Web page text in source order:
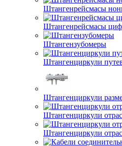
Штангенрейсмасы
Штангенрейсмасы
Штангензубомеры
Штангенциркули
Штангенциркули
Штангенциркули
Штангенциркули